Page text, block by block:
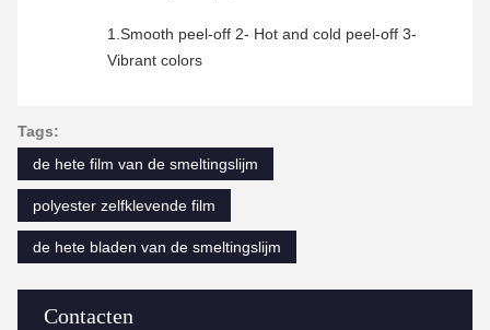
Contacten
1.Smooth peel-off 2- Hot and cold peel-off 3-
Vibrant colors
Tags:
de hete film van de smeltingslijm
polyester zelfklevende film
de hete bladen van de smeltingslijm